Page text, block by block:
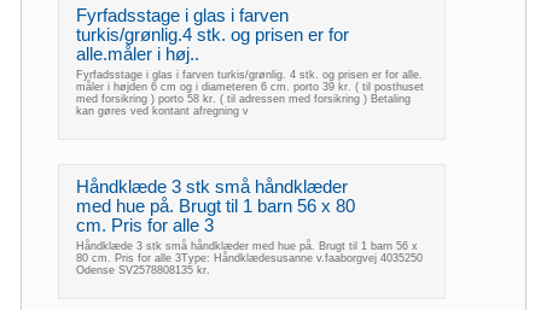
Fyrfadsstage i glas i farven
turkis/grønlig.4 stk. og prisen er for
alle.måler i høj..
Fyrfadsstage i glas i farven turkis/grønlig. 4 stk. og prisen er for alle.
måler i højden 6 cm og i diameteren 6 cm. porto 39 kr. ( til posthuset
med forsikring ) porto 58 kr. ( til adressen med forsikring ) Betaling
kan gøres ved kontant afregning v
Håndklæde 3 stk små håndklæder
med hue på. Brugt til 1 barn 56 x 80
cm. Pris for alle 3
Håndklæde 3 stk små håndklæder med hue på. Brugt til 1 barn 56 x
80 cm. Pris for alle 3Type: Håndklædesusanne v.faaborgvej 4035250
Odense SV2578808135 kr.